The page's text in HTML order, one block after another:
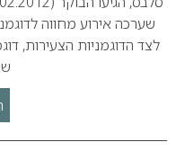
שערכה אירוע מחווה